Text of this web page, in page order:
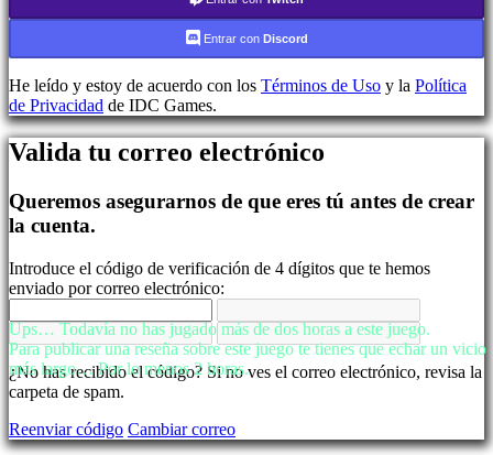
mi
contraseña
Cambiar
idioma
AR
BS
DA
DE
EL
EN
ES
FI
FR
IT
JA
Entrar con Discord
He leído y estoy de acuerdo con los Términos de Uso y la Política
de Privacidad de IDC Games.
Valida tu correo electrónico
Queremos asegurarnos de que eres tú antes de crear
la cuenta.
Introduce el código de verificación de 4 dígitos que te hemos
enviado por correo electrónico:
¿No has recibido el código? Si no ves el correo electrónico, revisa la
carpeta de spam.
Reenviar código Cambiar correo
Ups… Todavía no has jugado más de dos horas a este juego.
Para publicar una reseña sobre este juego te tienes que echar un vicio
más largo… Por lo menos 2 horas.